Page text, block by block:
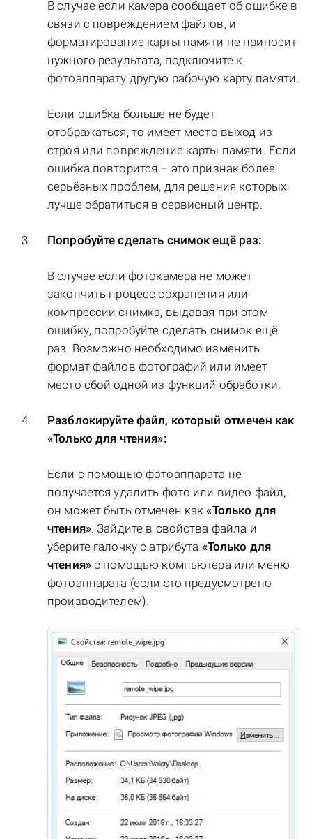
В случае если камера сообщает об ошибке в
связи с повреждением файлов, и
форматирование карты памяти не приносит
нужного результата, подключите к
фотоаппарату другую рабочую карту памяти.
Если ошибка больше не будет
отображаться, то имеет место выход из
строя или повреждение карты памяти. Если
ошибка повторится – это признак более
серьёзных проблем, для решения которых
лучше обратиться в сервисный центр.
Попробуйте сделать снимок ещё раз:
В случае если фотокамера не может
закончить процесс сохранения или
компрессии снимка, выдавая при этом
ошибку, попробуйте сделать снимок ещё
раз. Возможно необходимо изменить
формат файлов фотографий или имеет
место сбой одной из функций обработки.
Разблокируйте файл, который отмечен как
«Только для чтения»:
Если с помощью фотоаппарата не
получается удалить фото или видео файл,
он может быть отмечен как«Только для
чтения». Зайдите в свойства файла и
уберите галочку с атрибута «Только для
чтения»с помощью компьютера или меню
фотоаппарата (если это предусмотрено
производителем).